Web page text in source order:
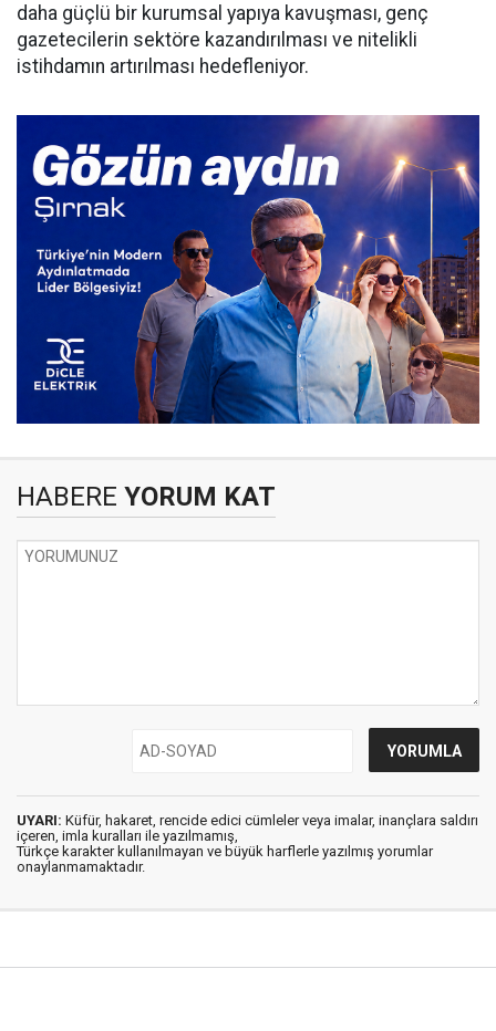
daha güçlü bir kurumsal yapıya kavuşması, genç
gazetecilerin sektöre kazandırılması ve nitelikli
istihdamın artırılması hedefleniyor.
HABERE YORUM KAT
UYARI: Küfür, hakaret, rencide edici cümleler veya imalar, inançlara saldırı
içeren, imla kuralları ile yazılmamış,
Türkçe karakter kullanılmayan ve büyük harflerle yazılmış yorumlar
onaylanmamaktadır.